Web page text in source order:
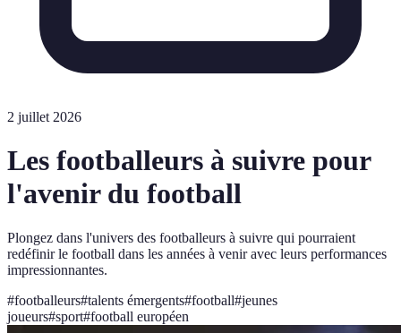
2 juillet 2026
Les footballeurs à suivre pour
l'avenir du football
Plongez dans l'univers des footballeurs à suivre qui pourraient
redéfinir le football dans les années à venir avec leurs performances
impressionnantes.
#footballeurs#talents émergents#football#jeunes
joueurs#sport#football européen